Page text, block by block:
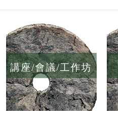
講座/會議/工作坊